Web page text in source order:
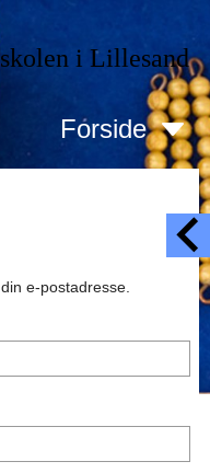
i Lillesand
Forside
e-postadresse.